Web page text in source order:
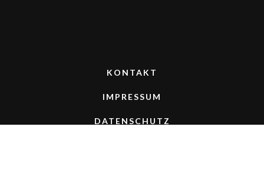
KONTAKT
IMPRESSUM
DATENSCHUTZ